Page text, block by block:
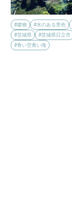
#建物 #水のある景色
#茨城県
#茨城県日立市
#青い空青い海